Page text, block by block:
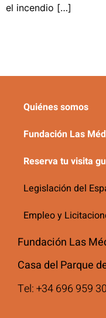
el incendio […]
Quiénes somos
Fundación Las
Reserva tu visita
Legislación del
Empleo y
Fundación Las
Casa del Parque
Tel: +34 696 959